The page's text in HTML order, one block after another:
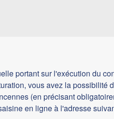
portant sur l'exécution du
vous avez la possibilité
(en précisant
en ligne à l'adresse